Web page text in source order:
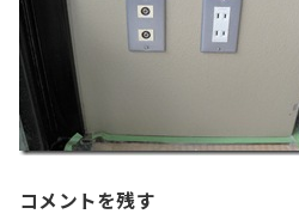
コメントを残す